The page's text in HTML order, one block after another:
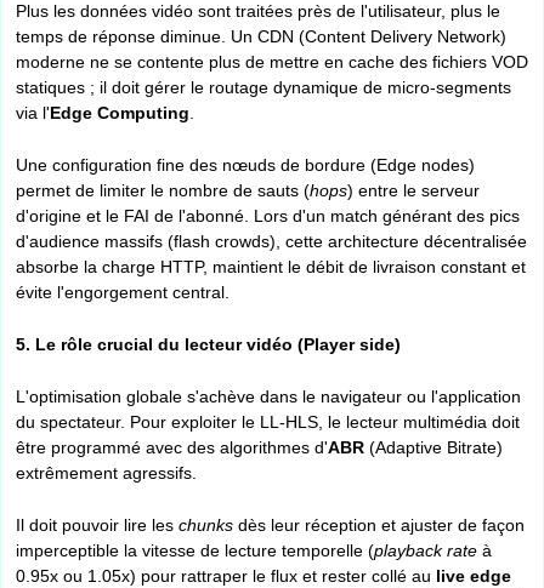
Plus les données vidéo sont traitées près de l'utilisateur, plus le
temps de réponse diminue. Un CDN (Content Delivery Network)
moderne ne se contente plus de mettre en cache des fichiers VOD
statiques ; il doit gérer le routage dynamique de micro-segments
via l'Edge Computing.
Une configuration fine des nœuds de bordure (Edge nodes)
permet de limiter le nombre de sauts (hops) entre le serveur
d'origine et le FAI de l'abonné. Lors d'un match générant des pics
d'audience massifs (flash crowds), cette architecture décentralisée
absorbe la charge HTTP, maintient le débit de livraison constant et
évite l'engorgement central.
5. Le rôle crucial du lecteur vidéo (Player side)
L'optimisation globale s'achève dans le navigateur ou l'application
du spectateur. Pour exploiter le LL-HLS, le lecteur multimédia doit
être programmé avec des algorithmes d'ABR (Adaptive Bitrate)
extrêmement agressifs.
Il doit pouvoir lire les chunks dès leur réception et ajuster de façon
imperceptible la vitesse de lecture temporelle (playback rate à
0.95x ou 1.05x) pour rattraper le flux et rester collé au live edge